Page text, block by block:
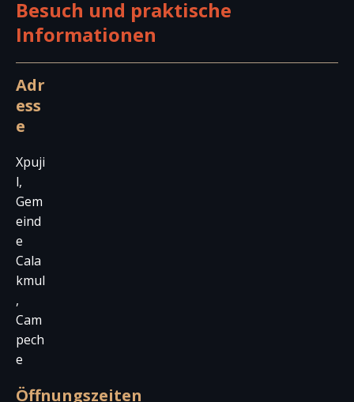
Besuch und praktische
Informationen
Adr
ess
e
Xpuji
l,
Gem
eind
e
Cala
kmul
,
Cam
pech
e
Öffnungszeiten